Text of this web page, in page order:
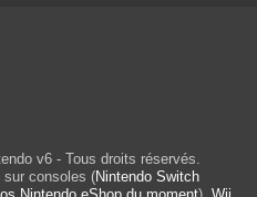
v6 - Tous droits réservés.
sur consoles (Nintendo Switch